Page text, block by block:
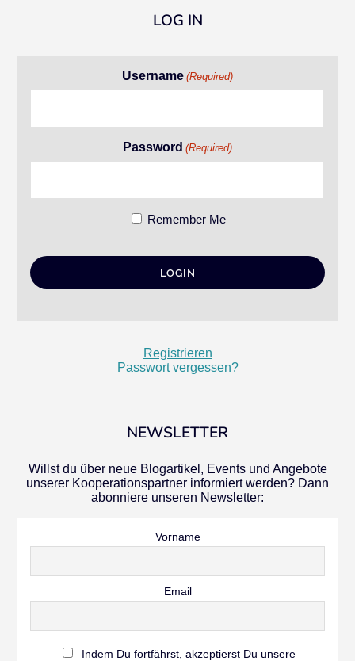
LOG IN
Username (Required)
Password (Required)
Remember Me
Registrieren
Passwort vergessen?
NEWSLETTER
Willst du über neue Blogartikel, Events und Angebote
unserer Kooperationspartner informiert werden? Dann
abonniere unseren Newsletter:
Vorname
Email
Indem Du fortfährst, akzeptierst Du unsere